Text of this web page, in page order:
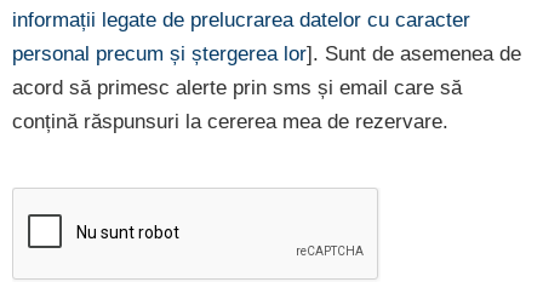
informații legate de prelucrarea datelor cu caracter
personal precum și ștergerea lor]. Sunt de asemenea de
acord să primesc alerte prin sms și email care să
conțină răspunsuri la cererea mea de rezervare.